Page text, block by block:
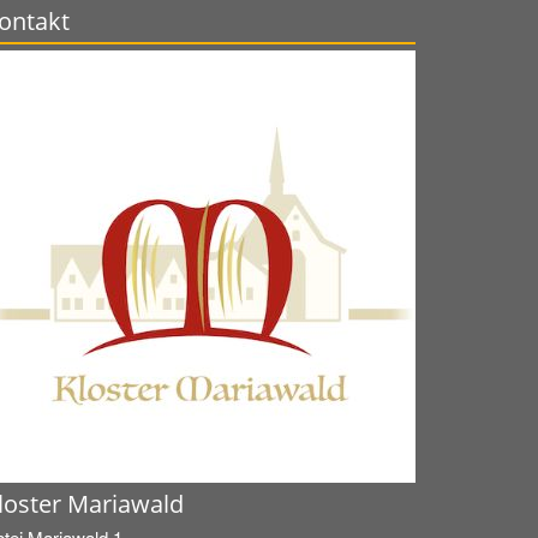
Mariawald